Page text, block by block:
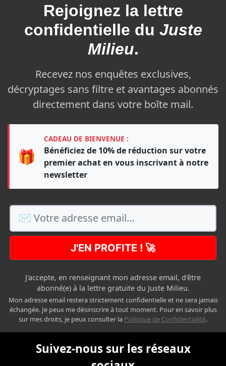
Rejoignez la lettre
confidentielle du Juste
Milieu.
Recevez nos enquêtes exclusives,
décryptages sans filtre et avantages abonnés
directement dans votre boîte mail.
🎁
CADEAU DE BIENVENUE :
Bénéficiez de 10% de réduction sur votre
premier achat en vous inscrivant à notre
newsletter
J'EN PROFITE ! 🚀
J'accepte, en renseignant mon adresse email, d'être
abonné(e) à la lettre gratuite du Juste Milieu.
Mon adresse email restera strictement confidentielle et ne sera jamais
échangée. Je peux me désinscrire à tout moment. Pour en savoir plus
sur mes droits, je peux consulter la Politique de Confidentialité.
Suivez-nous sur les réseaux